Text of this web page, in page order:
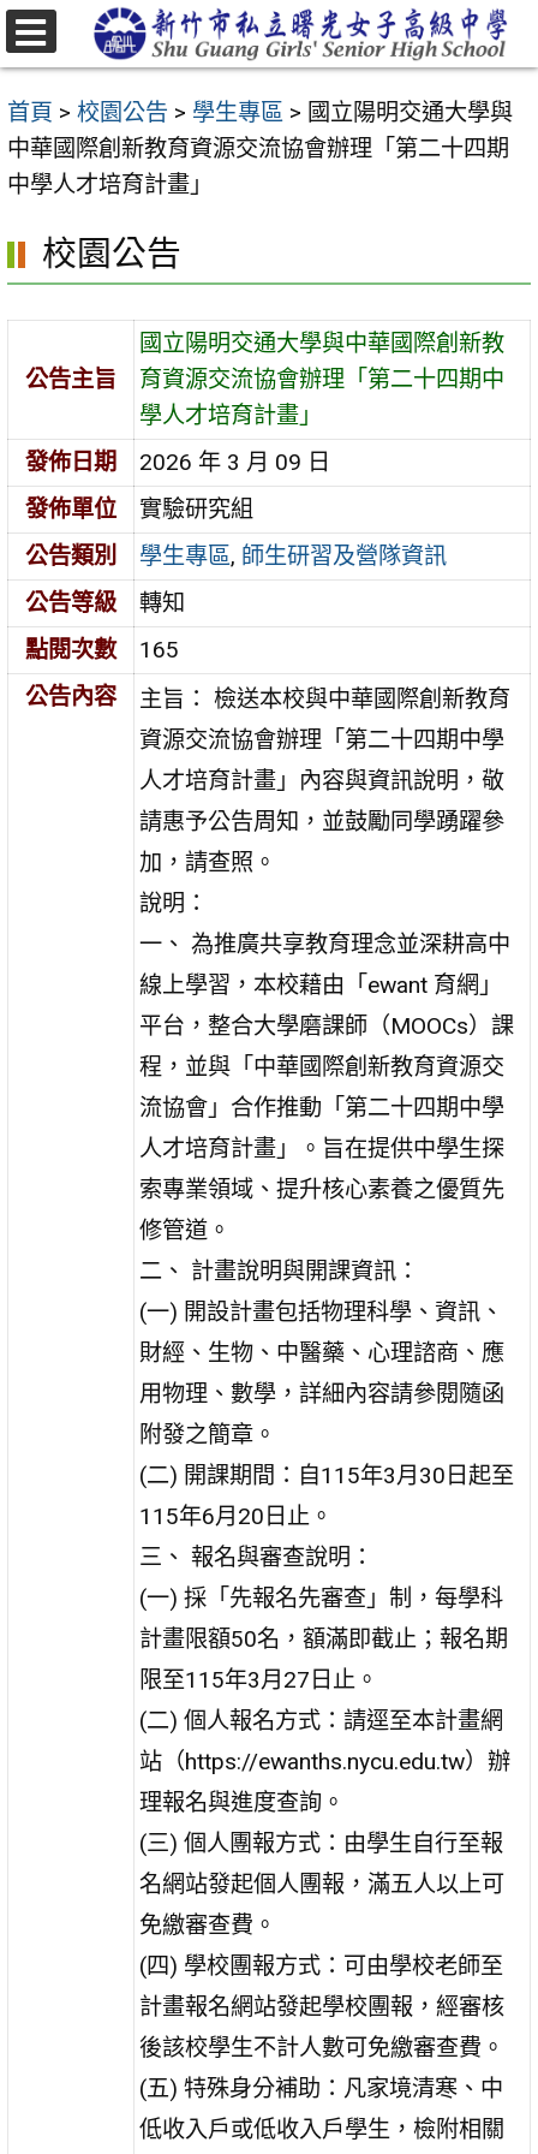
跳
至
要
內
容
首頁 > 校園公告 > 學生專區 > 國立陽明交通大學與
中華國際創新教育資源交流協會辦理「第二十四期
中學人才培育計畫」
校園公告
公告主旨
國立陽明交通大學與中華國際創新教
育資源交流協會辦理「第二十四期中
學人才培育計畫」
發佈日期
2026 年 3 月 09 日
發佈單位
實驗研究組
公告類別
學生專區, 師生研習及營隊資訊
公告等級
轉知
點閱次數
165
公告內容
主旨： 檢送本校與中華國際創新教育
資源交流協會辦理「第二十四期中學
人才培育計畫」內容與資訊說明，敬
請惠予公告周知，並鼓勵同學踴躍參
加，請查照。
說明：
一、 為推廣共享教育理念並深耕高中
線上學習，本校藉由「ewant 育網」
平台，整合大學磨課師（MOOCs）課
程，並與「中華國際創新教育資源交
流協會」合作推動「第二十四期中學
人才培育計畫」。旨在提供中學生探
索專業領域、提升核心素養之優質先
修管道。
二、 計畫說明與開課資訊：
(一) 開設計畫包括物理科學、資訊、
財經、生物、中醫藥、心理諮商、應
用物理、數學，詳細內容請參閱隨函
附發之簡章。
(二) 開課期間：自115年3月30日起至
115年6月20日止。
三、 報名與審查說明：
(一) 採「先報名先審查」制，每學科
計畫限額50名，額滿即截止；報名期
限至115年3月27日止。
(二) 個人報名方式：請逕至本計畫網
站（https://ewanths.nycu.edu.tw）辦
理報名與進度查詢。
(三) 個人團報方式：由學生自行至報
名網站發起個人團報，滿五人以上可
免繳審查費。
(四) 學校團報方式：可由學校老師至
計畫報名網站發起學校團報，經審核
後該校學生不計人數可免繳審查費。
(五) 特殊身分補助：凡家境清寒、中
低收入戶或低收入戶學生，檢附相關
選
單